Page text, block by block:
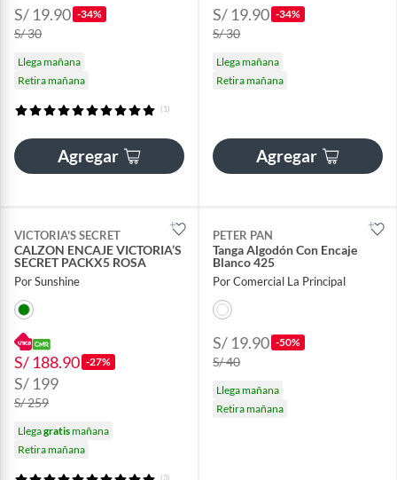
S/ 19.90 -34%
S/ 30
Llega mañana
Retira mañana
(1)
Agregar
S/ 19.90 -34%
S/ 30
Llega mañana
Retira mañana
Agregar
VICTORIA'S SECRET
CALZON ENCAJE VICTORIA’S
SECRET PACKX5 ROSA
Por Sunshine
S/ 188.90 -27%
S/ 199
S/ 259
Llegagratismañana
Retira mañana
PETER PAN
Tanga Algodón Con Encaje
Blanco 425
Por Comercial La Principal
S/ 19.90 -50%
S/ 40
Llega mañana
Retira mañana